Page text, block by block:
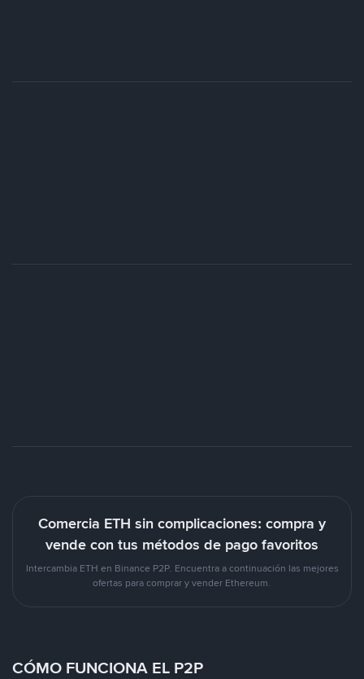
Comercia ETH sin complicaciones: compra y
vende con tus métodos de pago favoritos
Intercambia ETH en Binance P2P. Encuentra a continuación las mejores
ofertas para comprar y vender Ethereum.
CÓMO FUNCIONA EL P2P